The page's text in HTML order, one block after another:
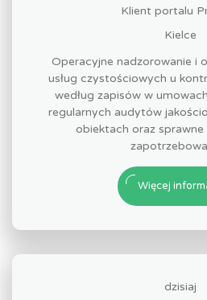
Klient portalu
Kielce
Operacyjne nadzorowanie i
usług czystościowych u
według zapisów w
regularnych audytów
obiektach oraz sprawne
Więcej
dzisiaj